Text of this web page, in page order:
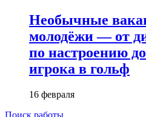
Необычные
молодёжи — от
по настроению
игрока в гольф
16 февраля
Поиск работы